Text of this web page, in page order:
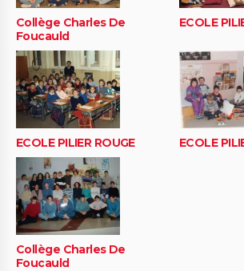
Collège Charles De
Foucauld
ECOLE
ECOLE PILIER ROUGE ECOLE
Collège Charles De
Foucauld